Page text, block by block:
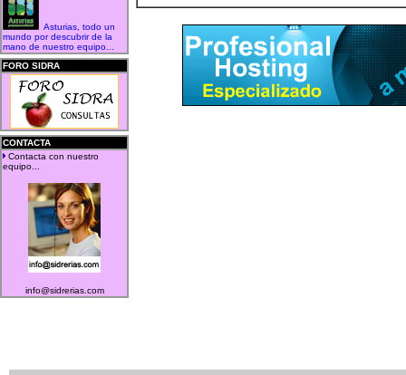
Asturias, todo un
mundo por descubrir de la
mano de nuestro equipo...
FORO SIDRA
CONTACTA
Contacta con nuestro
equipo...
info@sidrerias.com